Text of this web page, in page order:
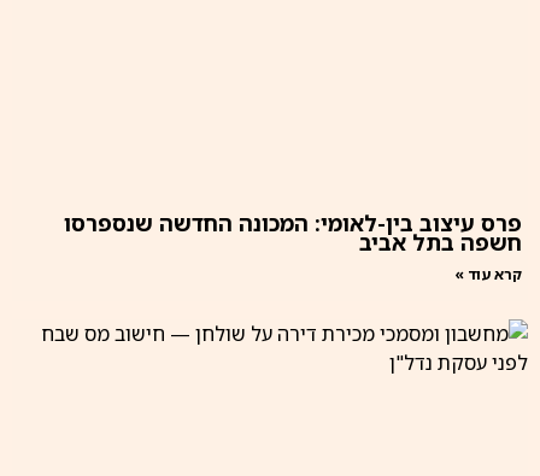
פרס עיצוב בין-לאומי: המכונה החדשה שנספרסו
חשפה בתל אביב
קרא עוד »